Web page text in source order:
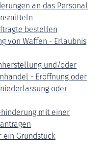
an das Personal
bestellen
von Waffen - Erlaubnis
und/oder
- Eröffnung oder
oder
mit einer
ein Grundstück